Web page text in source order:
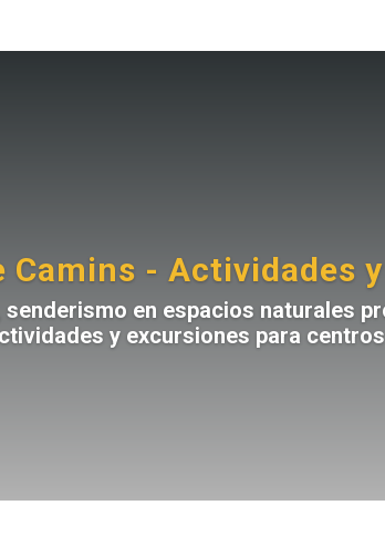
Camins - Actividades
en espacios naturales
y excursiones para